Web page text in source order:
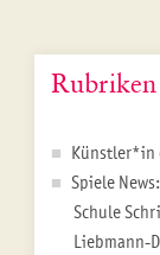
Rubriken
Künstler*in
Spiele
Schule
Liebmann-